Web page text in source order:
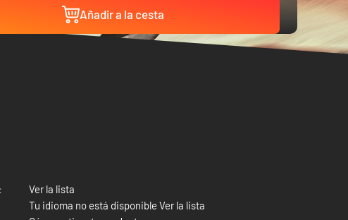
Añadir a la cesta
Ver la lista
Tu idioma no está disponible Ver la lista